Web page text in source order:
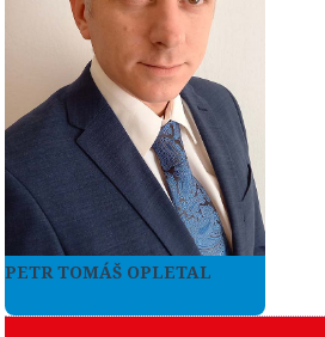
PETR TOMÁŠ OPLETAL